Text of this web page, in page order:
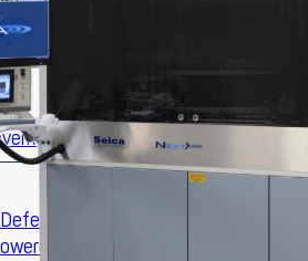
by Spherea